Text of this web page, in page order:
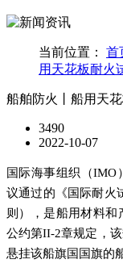
当前位置： 首
用天花板耐火
船舶防火丨船用天
3490
2022-10-07
国际海事组织（IMO
议通过的《国际耐火
则），是船用材料和
公约第II-2章规定，
悬挂该船旗国国旗的